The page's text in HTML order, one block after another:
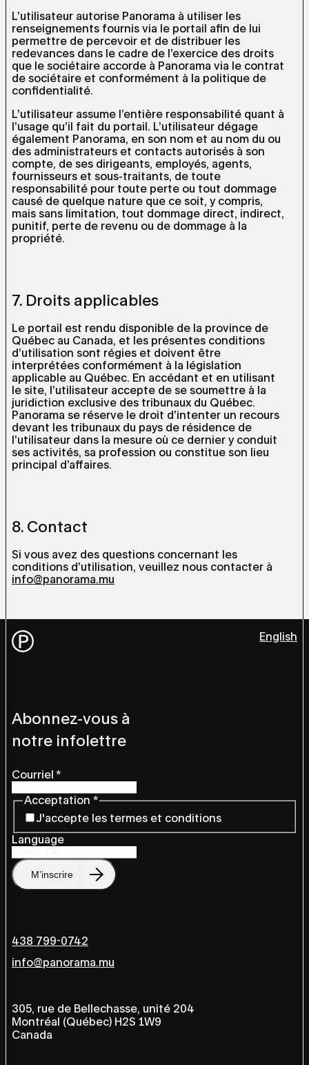
L’utilisateur autorise Panorama à utiliser les
renseignements fournis via le portail afin de lui
permettre de percevoir et de distribuer les
redevances dans le cadre de l’exercice des droits
que le sociétaire accorde à Panorama via le contrat
de sociétaire et conformément à la politique de
confidentialité.
L’utilisateur assume l’entière responsabilité quant à
l’usage qu’il fait du portail. L’utilisateur dégage
également Panorama, en son nom et au nom du ou
des administrateurs et contacts autorisés à son
compte, de ses dirigeants, employés, agents,
fournisseurs et sous-traitants, de toute
responsabilité pour toute perte ou tout dommage
causé de quelque nature que ce soit, y compris,
mais sans limitation, tout dommage direct, indirect,
punitif, perte de revenu ou de dommage à la
propriété.
7. Droits applicables
Le portail est rendu disponible de la province de
Québec au Canada, et les présentes conditions
d’utilisation sont régies et doivent être
interprétées conformément à la législation
applicable au Québec. En accédant et en utilisant
le site, l’utilisateur accepte de se soumettre à la
juridiction exclusive des tribunaux du Québec.
Panorama se réserve le droit d’intenter un recours
devant les tribunaux du pays de résidence de
l’utilisateur dans la mesure où ce dernier y conduit
ses activités, sa profession ou constitue son lieu
principal d’affaires.
8. Contact
Si vous avez des questions concernant les
conditions d’utilisation, veuillez nous contacter à
info@panorama.mu
438 799-0742
info@panorama.mu
305, rue de Bellechasse, unité 204
Montréal (Québec) H2S 1W9
Canada
Abonnez-vous à
notre infolettre
Courriel *
Acceptation *
J'accepte les termes et conditions
Language
M’inscrire
English